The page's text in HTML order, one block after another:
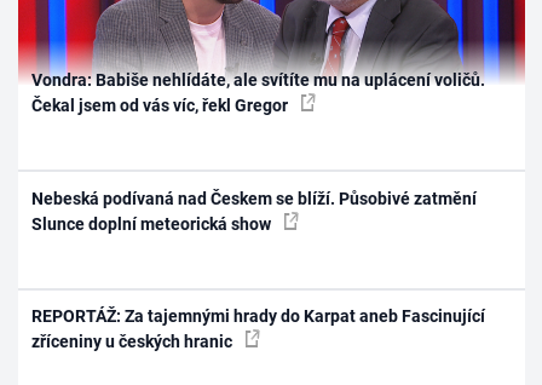
Vondra: Babiše nehlídáte, ale svítíte mu na uplácení voličů.
Čekal jsem od vás víc, řekl Gregor
Nebeská podívaná nad Českem se blíží. Působivé zatmění
Slunce doplní meteorická show
REPORTÁŽ: Za tajemnými hrady do Karpat aneb Fascinující
zříceniny u českých hranic